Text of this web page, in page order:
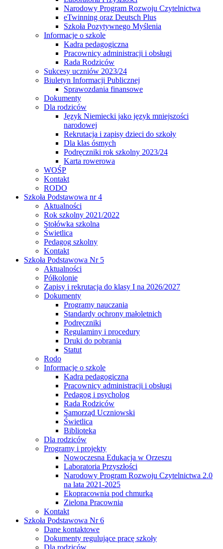
Narodowy Program Rozwoju Czytelnictwa
eTwinning oraz Deutsch Plus
Szkoła Pozytywnego Myślenia
Informacje o szkole
Kadra pedagogiczna
Pracownicy administracji i obsługi
Rada Rodziców
Sukcesy uczniów 2023/24
Biuletyn Informacji Publicznej
Sprawozdania finansowe
Dokumenty
Dla rodziców
Język Niemiecki jako język mniejszości
narodowej
Rekrutacja i zapisy dzieci do szkoły
Dla klas ósmych
Podręczniki rok szkolny 2023/24
Karta rowerowa
WOŚP
Kontakt
RODO
Szkoła Podstawowa nr 4
Aktualności
Rok szkolny 2021/2022
Stołówka szkolna
Świetlica
Pedagog szkolny
Kontakt
Szkoła Podstawowa Nr 5
Aktualności
Półkolonie
Zapisy i rekrutacja do klasy I na 2026/2027
Dokumenty
Programy nauczania
Standardy ochrony małoletnich
Podręczniki
Regulaminy i procedury
Druki do pobrania
Statut
Rodo
Informacje o szkole
Kadra pedagogiczna
Pracownicy administracji i obsługi
Pedagog i psycholog
Rada Rodziców
Samorząd Uczniowski
Świetlica
Biblioteka
Dla rodziców
Programy i projekty
Nowoczesna Edukacja w Orzeszu
Laboratoria Przyszłości
Narodowy Program Rozwoju Czytelnictwa 2.0
na lata 2021-2025
Ekopracownia pod chmurką
Zielona Pracownia
Kontakt
Szkoła Podstawowa Nr 6
Dane kontaktowe
Dokumenty regulujące pracę szkoły
Dla rodziców